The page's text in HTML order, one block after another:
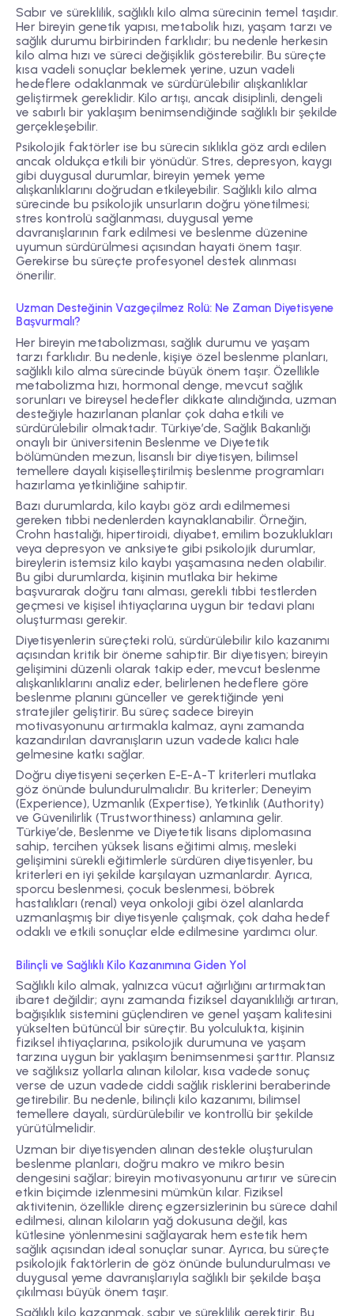
Sabır ve süreklilik, sağlıklı kilo alma sürecinin temel taşıdır.
Her bireyin genetik yapısı, metabolik hızı, yaşam tarzı ve
sağlık durumu birbirinden farklıdır; bu nedenle herkesin
kilo alma hızı ve süreci değişiklik gösterebilir. Bu süreçte
kısa vadeli sonuçlar beklemek yerine, uzun vadeli
hedeflere odaklanmak ve sürdürülebilir alışkanlıklar
geliştirmek gereklidir. Kilo artışı, ancak disiplinli, dengeli
ve sabırlı bir yaklaşım benimsendiğinde sağlıklı bir şekilde
gerçekleşebilir.
Psikolojik faktörler ise bu sürecin sıklıkla göz ardı edilen
ancak oldukça etkili bir yönüdür. Stres, depresyon, kaygı
gibi duygusal durumlar, bireyin yemek yeme
alışkanlıklarını doğrudan etkileyebilir. Sağlıklı kilo alma
sürecinde bu psikolojik unsurların doğru yönetilmesi;
stres kontrolü sağlanması, duygusal yeme
davranışlarının fark edilmesi ve beslenme düzenine
uyumun sürdürülmesi açısından hayati önem taşır.
Gerekirse bu süreçte profesyonel destek alınması
önerilir.
Uzman Desteğinin Vazgeçilmez Rolü: Ne Zaman Diyetisyene
Başvurmalı?
Her bireyin metabolizması, sağlık durumu ve yaşam
tarzı farklıdır. Bu nedenle, kişiye özel beslenme planları,
sağlıklı kilo alma sürecinde büyük önem taşır. Özellikle
metabolizma hızı, hormonal denge, mevcut sağlık
sorunları ve bireysel hedefler dikkate alındığında, uzman
desteğiyle hazırlanan planlar çok daha etkili ve
sürdürülebilir olmaktadır. Türkiye’de, Sağlık Bakanlığı
onaylı bir üniversitenin Beslenme ve Diyetetik
bölümünden mezun, lisanslı bir diyetisyen, bilimsel
temellere dayalı kişiselleştirilmiş beslenme programları
hazırlama yetkinliğine sahiptir.
Bazı durumlarda, kilo kaybı göz ardı edilmemesi
gereken tıbbi nedenlerden kaynaklanabilir. Örneğin,
Crohn hastalığı, hipertiroidi, diyabet, emilim bozuklukları
veya depresyon ve anksiyete gibi psikolojik durumlar,
bireylerin istemsiz kilo kaybı yaşamasına neden olabilir.
Bu gibi durumlarda, kişinin mutlaka bir hekime
başvurarak doğru tanı alması, gerekli tıbbi testlerden
geçmesi ve kişisel ihtiyaçlarına uygun bir tedavi planı
oluşturması gerekir.
Diyetisyenlerin süreçteki rolü, sürdürülebilir kilo kazanımı
açısından kritik bir öneme sahiptir. Bir diyetisyen; bireyin
gelişimini düzenli olarak takip eder, mevcut beslenme
alışkanlıklarını analiz eder, belirlenen hedeflere göre
beslenme planını günceller ve gerektiğinde yeni
stratejiler geliştirir. Bu süreç sadece bireyin
motivasyonunu artırmakla kalmaz, aynı zamanda
kazandırılan davranışların uzun vadede kalıcı hale
gelmesine katkı sağlar.
Doğru diyetisyeni seçerken E-E-A-T kriterleri mutlaka
göz önünde bulundurulmalıdır. Bu kriterler; Deneyim
(Experience), Uzmanlık (Expertise), Yetkinlik (Authority)
ve Güvenilirlik (Trustworthiness) anlamına gelir.
Türkiye’de, Beslenme ve Diyetetik lisans diplomasına
sahip, tercihen yüksek lisans eğitimi almış, mesleki
gelişimini sürekli eğitimlerle sürdüren diyetisyenler, bu
kriterleri en iyi şekilde karşılayan uzmanlardır. Ayrıca,
sporcu beslenmesi, çocuk beslenmesi, böbrek
hastalıkları (renal) veya onkoloji gibi özel alanlarda
uzmanlaşmış bir diyetisyenle çalışmak, çok daha hedef
odaklı ve etkili sonuçlar elde edilmesine yardımcı olur.
Bilinçli ve Sağlıklı Kilo Kazanımına Giden Yol
Sağlıklı kilo almak, yalnızca vücut ağırlığını artırmaktan
ibaret değildir; aynı zamanda fiziksel dayanıklılığı artıran,
bağışıklık sistemini güçlendiren ve genel yaşam kalitesini
yükselten bütüncül bir süreçtir. Bu yolculukta, kişinin
fiziksel ihtiyaçlarına, psikolojik durumuna ve yaşam
tarzına uygun bir yaklaşım benimsenmesi şarttır. Plansız
ve sağlıksız yollarla alınan kilolar, kısa vadede sonuç
verse de uzun vadede ciddi sağlık risklerini beraberinde
getirebilir. Bu nedenle, bilinçli kilo kazanımı, bilimsel
temellere dayalı, sürdürülebilir ve kontrollü bir şekilde
yürütülmelidir.
Uzman bir diyetisyenden alınan destekle oluşturulan
beslenme planları, doğru makro ve mikro besin
dengesini sağlar; bireyin motivasyonunu artırır ve sürecin
etkin biçimde izlenmesini mümkün kılar. Fiziksel
aktivitenin, özellikle direnç egzersizlerinin bu sürece dahil
edilmesi, alınan kiloların yağ dokusuna değil, kas
kütlesine yönlenmesini sağlayarak hem estetik hem
sağlık açısından ideal sonuçlar sunar. Ayrıca, bu süreçte
psikolojik faktörlerin de göz önünde bulundurulması ve
duygusal yeme davranışlarıyla sağlıklı bir şekilde başa
çıkılması büyük önem taşır.
Sağlıklı kilo kazanmak, sabır ve süreklilik gerektirir. Bu